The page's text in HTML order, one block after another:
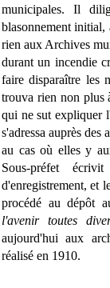
municipales. Il
blasonnement
rien aux Archives
durant un incendie
faire disparaître les
trouva rien non plus
qui ne sut expliquer
s'adressa auprès des
au cas où elles y
Sous-préfet
d'enregistrement, et
procédé au dépôt
l'avenir toutes
aujourd'hui aux
réalisé en 1910.